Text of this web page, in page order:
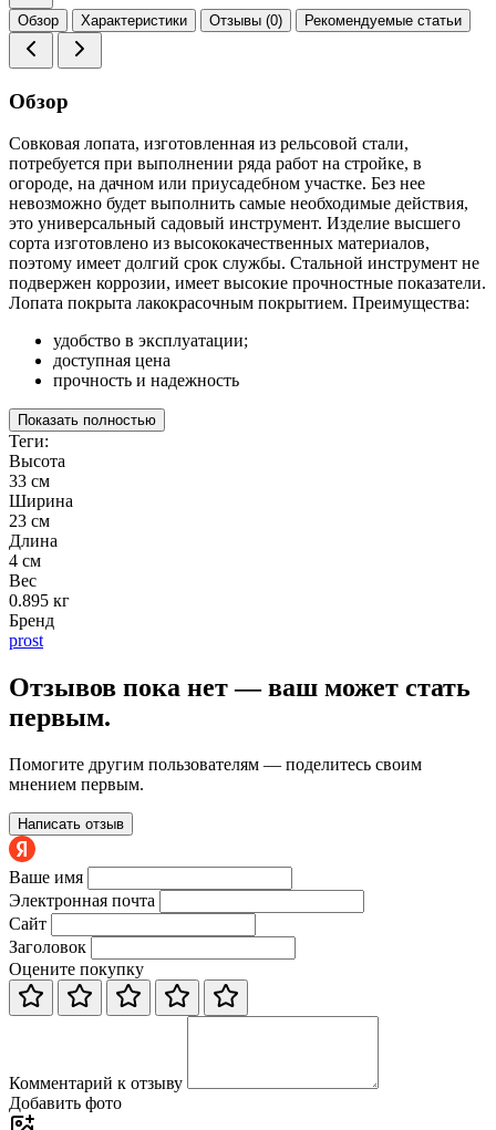
Обзор Характеристики Отзывы (0) Рекомендуемые статьи
Обзор
Совковая лопата, изготовленная из рельсовой стали,
потребуется при выполнении ряда работ на стройке, в
огороде, на дачном или приусадебном участке. Без нее
невозможно будет выполнить самые необходимые действия,
это универсальный садовый инструмент. Изделие высшего
сорта изготовлено из высококачественных материалов,
поэтому имеет долгий срок службы. Стальной инструмент не
подвержен коррозии, имеет высокие прочностные показатели.
Лопата покрыта лакокрасочным покрытием. Преимущества:
удобство в эксплуатации;
доступная цена
прочность и надежность
Показать полностью
Теги:
Высота
33 см
Ширина
23 см
Длина
4 см
Вес
0.895 кг
Бренд
prost
Отзывов пока нет — ваш может стать
первым.
Помогите другим пользователям — поделитесь своим
мнением первым.
Написать отзыв
Ваше имя
Электронная почта
Сайт
Заголовок
Оцените покупку
Комментарий к отзыву
Добавить фото